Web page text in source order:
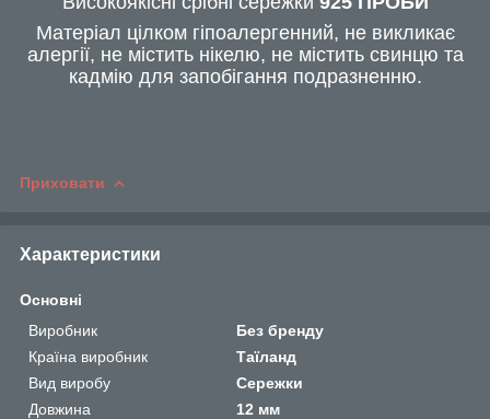
Матеріал цілком гіпоалергенний, не викликає
алергії, не містить нікелю, не містить свинцю та
кадмію для запобігання подразненню.
Приховати
Характеристики
Основні
Виробник
Без бренду
Країна виробник
Таїланд
Вид виробу
Сережки
Довжина
12 мм